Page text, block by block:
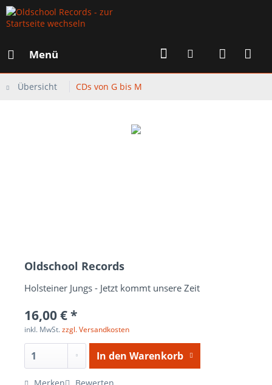
Menü
Übersicht CDs von G bis M
Oldschool Records
Holsteiner Jungs - Jetzt kommt unsere Zeit
16,00 € *
inkl. MwSt.zzgl. Versandkosten
In den Warenkorb